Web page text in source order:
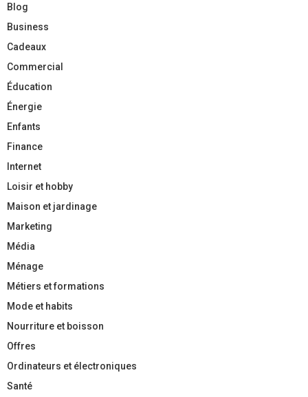
Blog
Business
Cadeaux
Commercial
Éducation
Énergie
Enfants
Finance
Internet
Loisir et hobby
Maison et jardinage
Marketing
Média
Ménage
Métiers et formations
Mode et habits
Nourriture et boisson
Offres
Ordinateurs et électroniques
Santé